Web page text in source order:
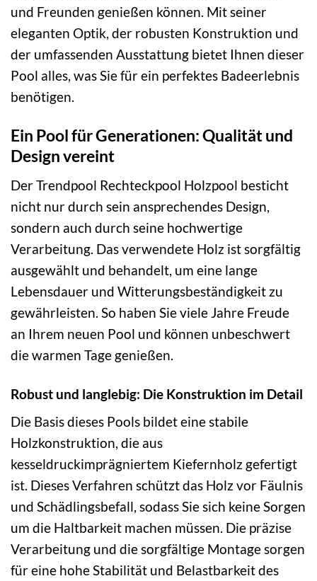
und Freunden genießen können. Mit seiner
eleganten Optik, der robusten Konstruktion und
der umfassenden Ausstattung bietet Ihnen dieser
Pool alles, was Sie für ein perfektes Badeerlebnis
benötigen.
Ein Pool für Generationen: Qualität und
Design vereint
Der Trendpool Rechteckpool Holzpool besticht
nicht nur durch sein ansprechendes Design,
sondern auch durch seine hochwertige
Verarbeitung. Das verwendete Holz ist sorgfältig
ausgewählt und behandelt, um eine lange
Lebensdauer und Witterungsbeständigkeit zu
gewährleisten. So haben Sie viele Jahre Freude
an Ihrem neuen Pool und können unbeschwert
die warmen Tage genießen.
Robust und langlebig: Die Konstruktion im Detail
Die Basis dieses Pools bildet eine stabile
Holzkonstruktion, die aus
kesseldruckimprägniertem Kiefernholz gefertigt
ist. Dieses Verfahren schützt das Holz vor Fäulnis
und Schädlingsbefall, sodass Sie sich keine Sorgen
um die Haltbarkeit machen müssen. Die präzise
Verarbeitung und die sorgfältige Montage sorgen
für eine hohe Stabilität und Belastbarkeit des